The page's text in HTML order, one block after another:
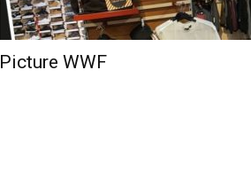
Picture WWF